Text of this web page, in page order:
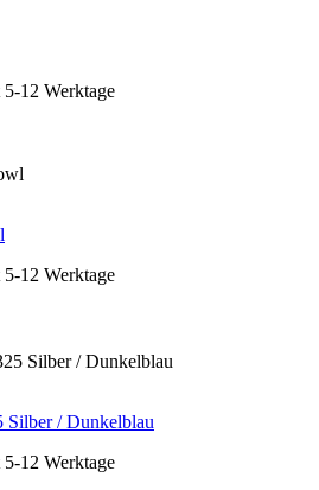
12 Werktage
12 Werktage
Silber / Dunkelblau
12 Werktage